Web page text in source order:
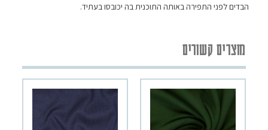
הבדים לפני התפירה באותה התוכנית בה יכובסו בעתיד.
מוצרים קשורים